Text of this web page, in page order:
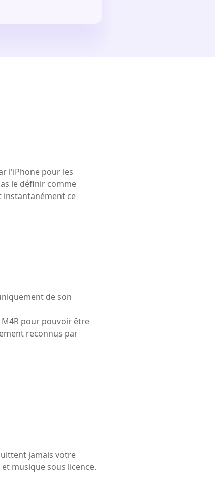
l'iPhone pour les
le définir comme
instantanément ce
de son
pour pouvoir être
reconnus par
jamais votre
musique sous licence.